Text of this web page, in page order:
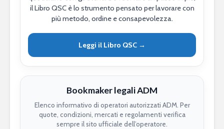
il Libro QSC è lo strumento pensato per lavorare con
più metodo, ordine e consapevolezza.
Leggi il Libro QSC →
Bookmaker legali ADM
Elenco informativo di operatori autorizzati ADM. Per
quote, condizioni, mercati e regolamenti verifica
sempre il sito ufficiale dell’operatore.